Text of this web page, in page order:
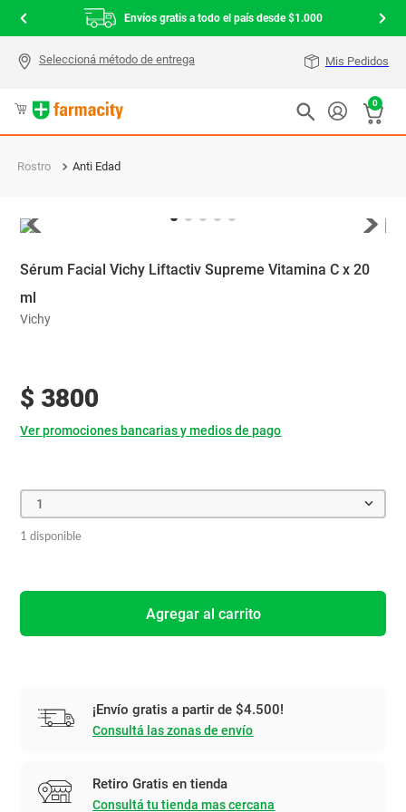
Envíos gratis a todo el país desde $1.000
Mis Pedidos
0
Rostro Anti Edad
Sérum Facial Vichy Liftactiv Supreme Vitamina C x 20
ml
Vichy
$ 3800
Ver promociones bancarias y medios de pago
1
1 disponible
Agregar al carrito
¡Envío gratis a partir de $4.500!
Consultá las zonas de envío
Retiro Gratis en tienda
Consultá tu tienda mas cercana